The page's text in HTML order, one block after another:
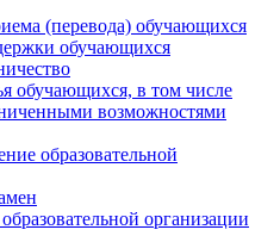
(перевода) обучающихся
обучающихся
обучающихся, в том числе
возможностями
образовательной
организации